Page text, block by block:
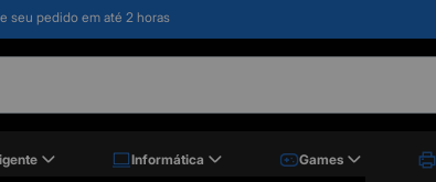
seu pedido em até 2 horas
Informática Games